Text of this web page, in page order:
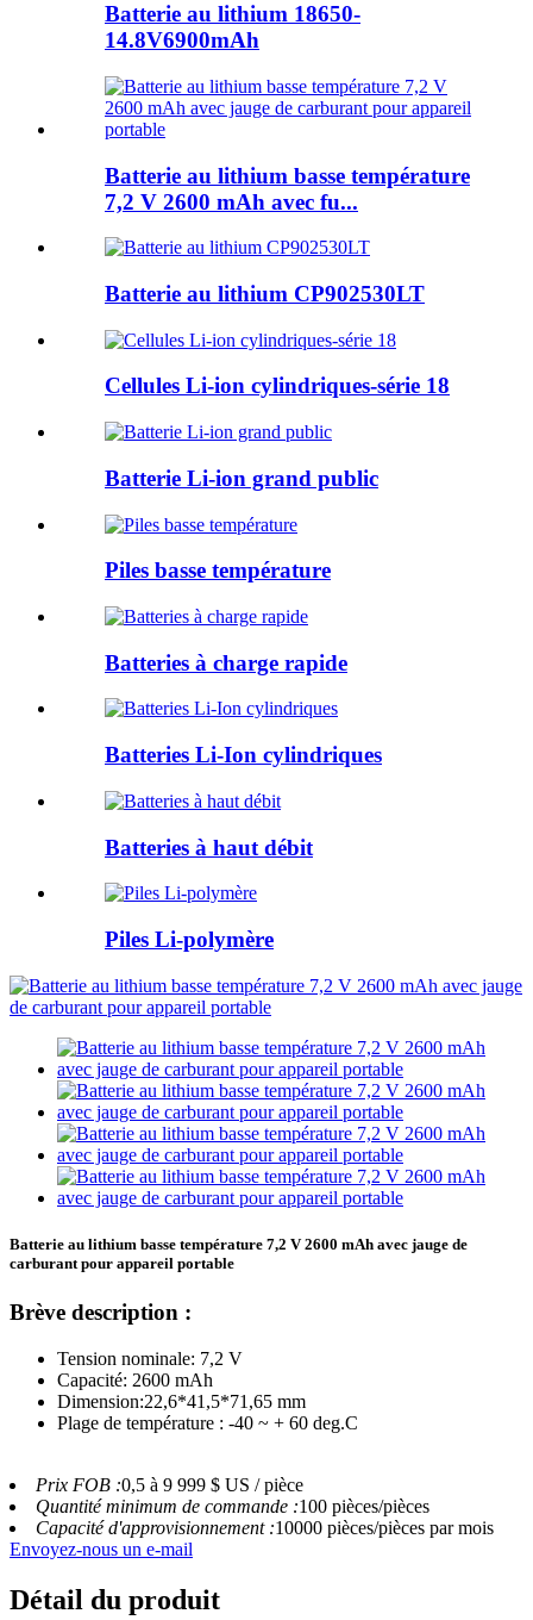
Batterie au lithium 18650-
14.8V6900mAh
Batterie au lithium basse température
7,2 V 2600 mAh avec fu...
Batterie au lithium CP902530LT
Cellules Li-ion cylindriques-série 18
Batterie Li-ion grand public
Piles basse température
Batteries à charge rapide
Batteries Li-Ion cylindriques
Batteries à haut débit
Piles Li-polymère
Batterie au lithium basse température 7,2 V 2600 mAh avec jauge de
carburant pour appareil portable
Brève description :
Tension nominale: 7,2 V
Capacité: 2600 mAh
Dimension:22,6*41,5*71,65 mm
Plage de température : -40 ~ + 60 deg.C
Prix ​​FOB :0,5 à 9 999 $ US / pièce
Quantité minimum de commande :100 pièces/pièces
Capacité d'approvisionnement :10000 pièces/pièces par mois
Envoyez-nous un e-mail
Détail du produit